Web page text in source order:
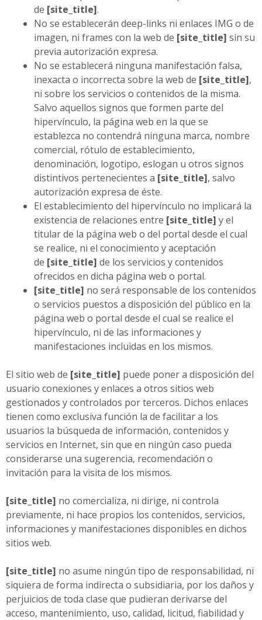
de [site_title].
No se establecerán deep-links ni enlaces IMG o de
imagen, ni frames con la web de [site_title] sin su
previa autorización expresa.
No se establecerá ninguna manifestación falsa,
inexacta o incorrecta sobre la web de [site_title],
ni sobre los servicios o contenidos de la misma.
Salvo aquellos signos que formen parte del
hipervínculo, la página web en la que se
establezca no contendrá ninguna marca, nombre
comercial, rótulo de establecimiento,
denominación, logotipo, eslogan u otros signos
distintivos pertenecientes a [site_title], salvo
autorización expresa de éste.
El establecimiento del hipervínculo no implicará la
existencia de relaciones entre [site_title] y el
titular de la página web o del portal desde el cual
se realice, ni el conocimiento y aceptación
de [site_title] de los servicios y contenidos
ofrecidos en dicha página web o portal.
[site_title] no será responsable de los contenidos
o servicios puestos a disposición del público en la
página web o portal desde el cual se realice el
hipervínculo, ni de las informaciones y
manifestaciones incluidas en los mismos.
El sitio web de [site_title] puede poner a disposición del
usuario conexiones y enlaces a otros sitios web
gestionados y controlados por terceros. Dichos enlaces
tienen como exclusiva función la de facilitar a los
usuarios la búsqueda de información, contenidos y
servicios en Internet, sin que en ningún caso pueda
considerarse una sugerencia, recomendación o
invitación para la visita de los mismos.
[site_title] no comercializa, ni dirige, ni controla
previamente, ni hace propios los contenidos, servicios,
informaciones y manifestaciones disponibles en dichos
sitios web.
[site_title] no asume ningún tipo de responsabilidad, ni
siquiera de forma indirecta o subsidiaria, por los daños y
perjuicios de toda clase que pudieran derivarse del
acceso, mantenimiento, uso, calidad, licitud, fiabilidad y